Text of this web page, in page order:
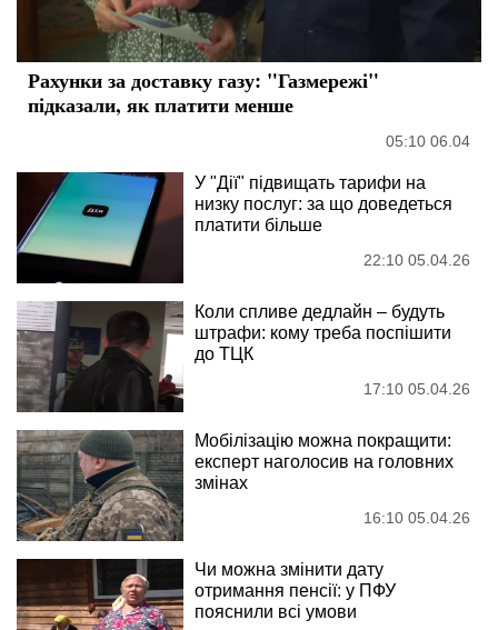
Рахунки за доставку газу: "Газмережі"
підказали, як платити менше
05:10 06.04
У "Дії" підвищать тарифи на
низку послуг: за що доведеться
платити більше
22:10 05.04.26
Коли спливе дедлайн – будуть
штрафи: кому треба поспішити
до ТЦК
17:10 05.04.26
Мобілізацію можна покращити:
експерт наголосив на головних
змінах
16:10 05.04.26
Чи можна змінити дату
отримання пенсії: у ПФУ
пояснили всі умови